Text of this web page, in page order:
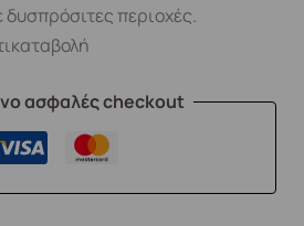
περιοχές.
ασφαλές checkout